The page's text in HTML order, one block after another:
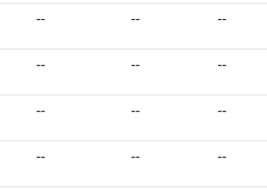
-- -- --
-- -- --
-- -- --
-- -- --